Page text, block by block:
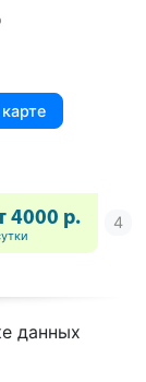
4000 р.
данных